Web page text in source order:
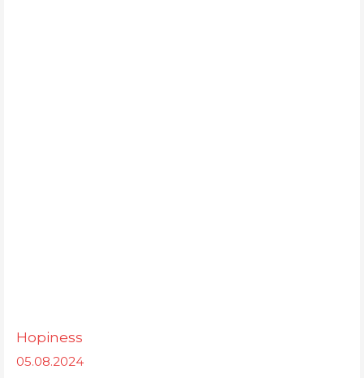
Hopiness
05.08.2024